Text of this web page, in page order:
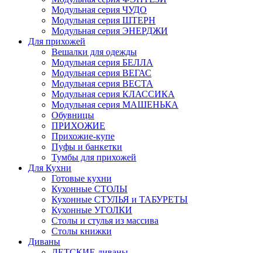
Модульная серия ЧУДО
Модульная серия ШТЕРН
Модульная серия ЭНЕРДЖИ
Для прихожей
Вешалки для одежды
Модульная серия БЕЛЛА
Модульная серия ВЕГАС
Модульная серия ВЕСТА
Модульная серия КЛАССИКА
Модульная серия МАШЕНЬКА
Обувницы
ПРИХОЖИЕ
Прихожие-купе
Пуфы и банкетки
Тумбы для прихожей
Для Кухни
Готовые кухни
Кухонные СТОЛЫ
Кухонные СТУЛЬЯ и ТАБУРЕТЫ
Кухонные УГОЛКИ
Столы и стулья из массива
Столы книжки
Диваны